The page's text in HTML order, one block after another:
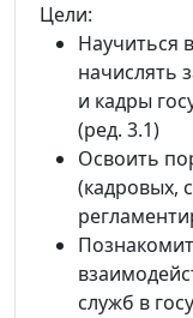
Цели:
Научиться
начислять
и кадры
(ред. 3.1)
Освоить
(кадровых,
служб в